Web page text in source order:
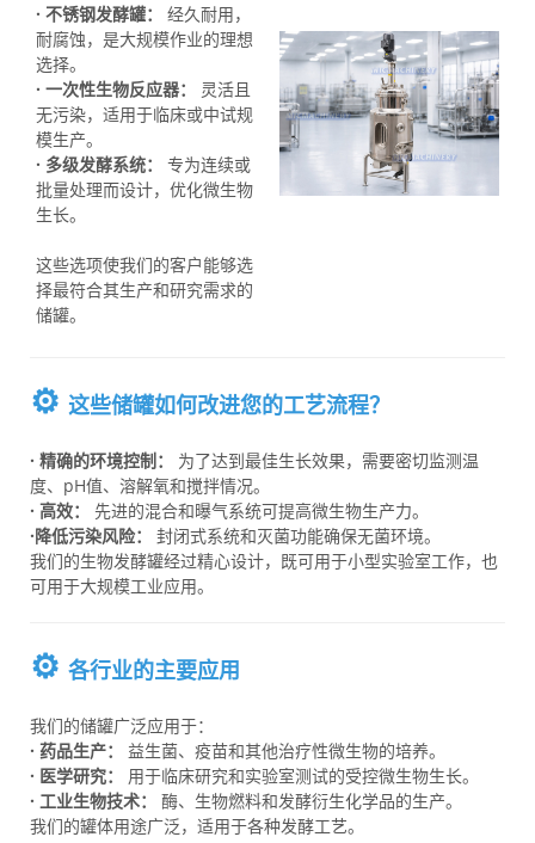
· 不锈钢发酵罐： 经久耐用，
耐腐蚀，是大规模作业的理想
选择。
· 一次性生物反应器：
灵活且
无污染，适用于临床或中试规
模生产。
· 多级发酵系统：
专为连续或
批量处理而设计，优化微生物
生长。
这些选项使我们的客户能够选
择最符合其生产和研究需求的
储罐。
⚙️ 这些储罐如何改进您的工艺流程？
· 精确的环境控制： 为了达到最佳生长效果，需要密切监测温
度、pH值、溶解氧和搅拌情况。
· 高效： 先进的混合和曝气系统可提高微生物生产力。
·降低污染风险：
封闭式系统和灭菌功能确保无菌环境。
我们的生物发酵罐经过精心设计，既可用于小型实验室工作，也
可用于大规模工业应用。
⚙️ 各行业的主要应用
我们的储罐广泛应用于：
· 药品生产： 益生菌、疫苗和其他治疗性微生物的培养。
· 医学研究：
用于临床研究和实验室测试的受控微生物生长。
· 工业生物技术： 酶、生物燃料和发酵衍生化学品的生产。
我们的罐体用途广泛，适用于各种发酵工艺。